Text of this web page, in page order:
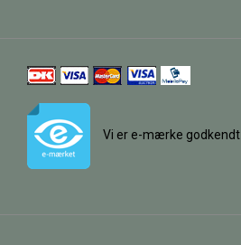
Vi er e-mærke godkendt